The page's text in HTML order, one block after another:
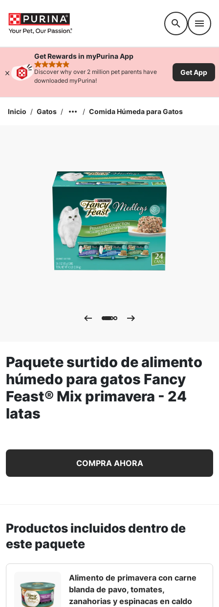
Get Rewards in myPurina App
rated 4.9 stars
Discover why over 2 million pet parents have
downloaded myPurina!
Get App
Inicio / Gatos / / Comida Húmeda para Gatos
Ampliar la Imagen
Paquete surtido de alimento
húmedo para gatos Fancy
Feast® Mix primavera - 24
latas
Paquete surtido de alimento húmedo para gatos Fancy
COMPRA AHORA
Productos incluidos dentro de
este paquete
Alimento de primavera con carne
blanda de pavo, tomates,
zanahorias y espinacas en caldo